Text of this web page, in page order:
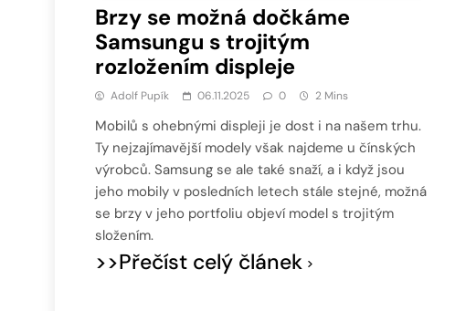
Brzy se možná dočkáme
Samsungu s trojitým
rozložením displeje
Adolf Pupík 06.11.2025 0 2 Mins
Mobilů s ohebnými displeji je dost i na našem trhu.
Ty nejzajímavější modely však najdeme u čínských
výrobců. Samsung se ale také snaží, a i když jsou
jeho mobily v posledních letech stále stejné, možná
se brzy v jeho portfoliu objeví model s trojitým
složením.
>>Přečíst celý článek